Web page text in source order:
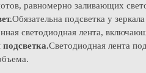
равномерно заливающих
Обязательна подсветка у
светодиодная лента,
Светодиодная лента